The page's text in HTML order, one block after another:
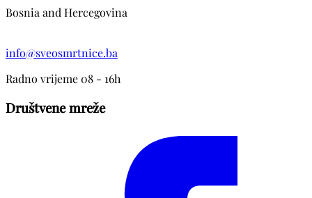
Bosnia and Hercegovina
info@sveosmrtnice.ba
Radno vrijeme 08 - 16h
Društvene mreže